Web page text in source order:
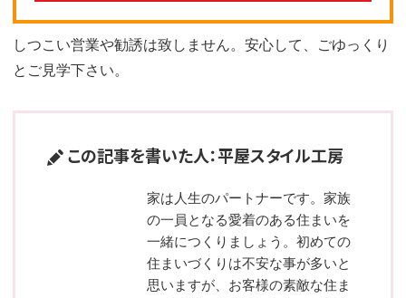
しつこい営業や勧誘は致しません。安心して、ごゆっくり
とご見学下さい。
この記事を書いた人：平屋スタイル工房
家は人生のパートナーです。家族
の一員となる愛着のある住まいを
一緒につくりましょう。初めての
住まいづくりは不安な事が多いと
思いますが、お客様の素敵な住ま